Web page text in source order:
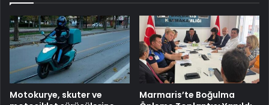
Motokurye, skuter ve
Marmaris’te Boğulma